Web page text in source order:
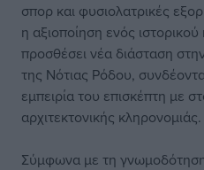
σπορ και φυσιολατρικές
η αξιοποίηση ενός
προσθέσει νέα διάσταση
της Νότιας Ρόδου,
εμπειρία του επισκέπτη με
αρχιτεκτονικής κληρονομιάς.
Σύμφωνα με τη